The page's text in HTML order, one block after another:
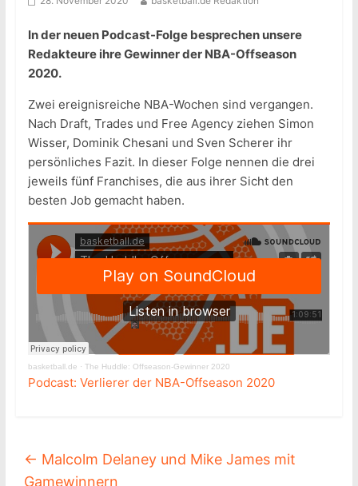
In der neuen Podcast-Folge besprechen unsere
Redakteure ihre Gewinner der NBA-Offseason
2020.
Zwei ereignisreiche NBA-Wochen sind vergangen.
Nach Draft, Trades und Free Agency ziehen Simon
Wisser, Dominik Chesani und Sven Scherer ihr
persönliches Fazit. In dieser Folge nennen die drei
jeweils fünf Franchises, die aus ihrer Sicht den
besten Job gemacht haben.
basketball.de · The Huddle: Offseason-Gewinner 2020
Podcast: Verlierer der NBA-Offseason 2020
← Malcolm Delaney und Mike James mit
Gamewinnern